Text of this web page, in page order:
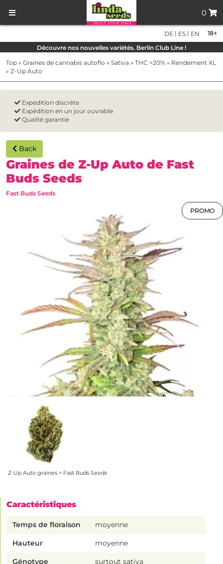
0
18+
DE | ES | EN
Découvre nos nouvelles variétés. Berlin Club Line !
Top » Graines de cannabis autoflo » Sativa » THC >20% » Rendement XL
» Z-Up Auto
Expédition discrète
Expédition en un jour ouvrable
Qualité garantie
Back
Graines de Z-Up Auto de Fast
Buds Seeds
Fast Buds Seeds
PROMO
Z-Up Auto graines > Fast Buds Seeds
Caractéristiques
Temps de floraison moyenne
Hauteur moyenne
Génotype surtout sativa